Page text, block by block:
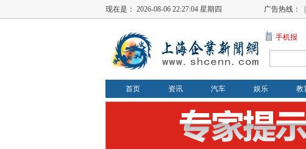
现在是： 2026-08-06 22:27:04 星期四 广告热线： |
手机报
首页 资讯 汽车 娱乐 教